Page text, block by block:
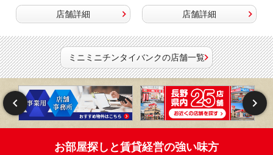
店舗詳細
店舗詳細
ミニミニチンタイバンクの店舗一覧
お部屋探しと賃貸経営の強い味方